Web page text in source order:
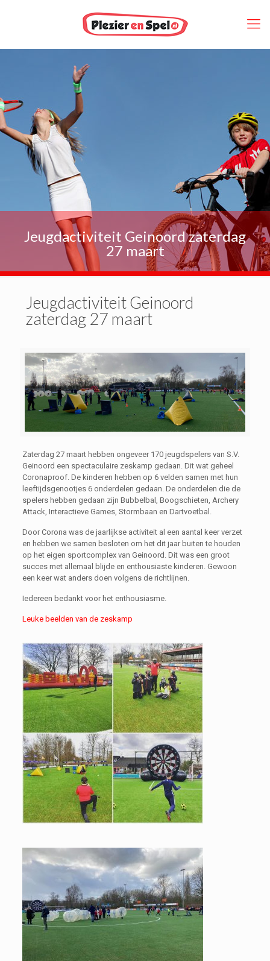
Jeugdactiviteit Geinoord zaterdag
27 maart
Jeugdactiviteit Geinoord
zaterdag 27 maart
Zaterdag 27 maart hebben ongeveer 170 jeugdspelers van S.V.
Geinoord een spectaculaire zeskamp gedaan. Dit wat geheel
Coronaproof. De kinderen hebben op 6 velden samen met hun
leeftijdsgenootjes 6 onderdelen gedaan. De onderdelen die de
spelers hebben gedaan zijn Bubbelbal, Boogschieten, Archery
Attack, Interactieve Games, Stormbaan en Dartvoetbal.
Door Corona was de jaarlijkse activiteit al een aantal keer verzet
en hebben we samen besloten om het dit jaar buiten te houden
op het eigen sportcomplex van Geinoord. Dit was een groot
succes met allemaal blijde en enthousiaste kinderen. Gewoon
een keer wat anders doen volgens de richtlijnen.
Iedereen bedankt voor het enthousiasme.
Leuke beelden van de zeskamp